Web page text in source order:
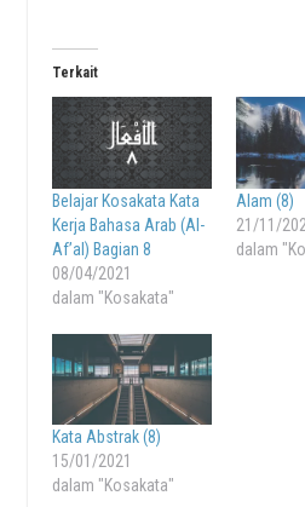
Terkait
Belajar Kosakata Kata
Kerja Bahasa Arab (Al-
Af’al) Bagian 8
08/04/2021
dalam "Kosakata"
Alam (8)
21/11/
dalam
Kata Abstrak (8)
15/01/2021
dalam "Kosakata"